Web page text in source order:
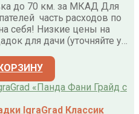
до 70 км. за МКАД Для
часть расходов по
себя! Низкие цены на
для дачи (уточняйте у…
IgraGrad Классик